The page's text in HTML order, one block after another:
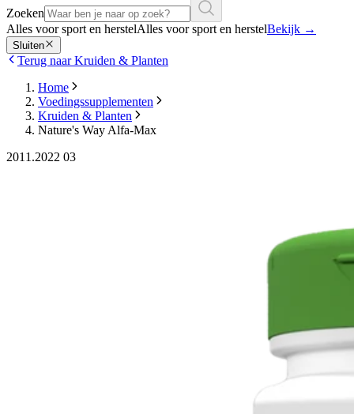
Zoeken
Alles voor sport en herstelAlles voor sport en herstelBekijk →
Sluiten
Terug naar Kruiden & Planten
Home
Voedingssupplementen
Kruiden & Planten
Nature's Way Alfa-Max
2011.2022 03